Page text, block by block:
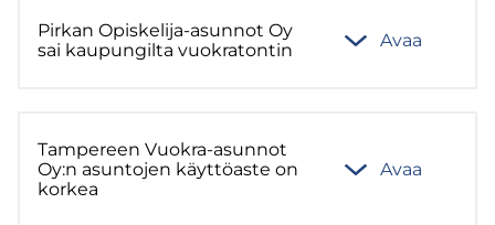
Pir­kan Opiskelija-​asunnot Oy
sai kau­pun­gil­ta vuo­kra­ton­tin
Avaa
Tam­pe­reen Vuokra-​asunnot
Oy:n asun­to­jen käyt­tö­as­te on
kor­kea
Avaa